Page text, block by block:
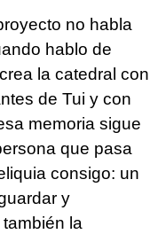
no habla
hablo de
la catedral con
de Tui y con
memoria sigue
que pasa
consigo: un
y
la